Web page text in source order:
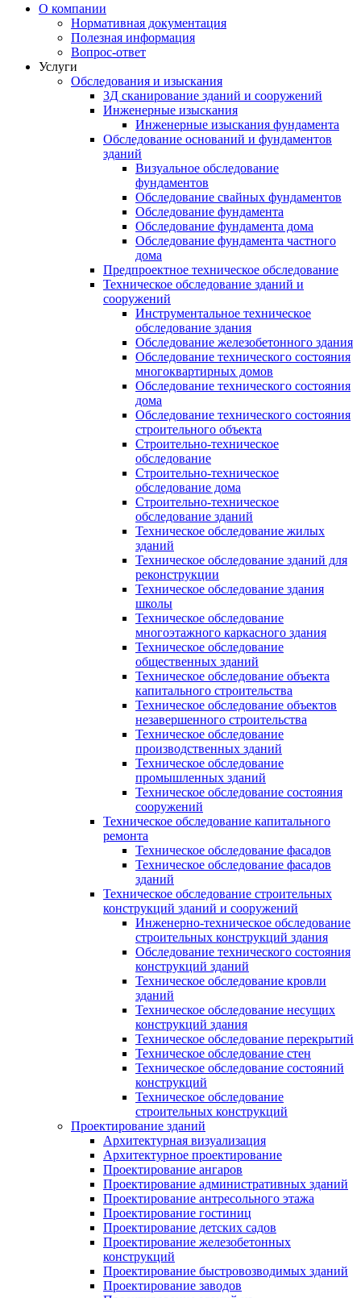
О компании
Нормативная документация
Полезная информация
Вопрос-ответ
Услуги
Обследования и изыскания
3Д сканирование зданий и сооружений
Инженерные изыскания
Инженерные изыскания фундамента
Обследование оснований и фундаментов
зданий
Визуальное обследование
фундаментов
Обследование свайных фундаментов
Обследование фундамента
Обследование фундамента дома
Обследование фундамента частного
дома
Предпроектное техническое обследование
Техническое обследование зданий и
сооружений
Инструментальное техническое
обследование здания
Обследование железобетонного здания
Обследование технического состояния
многоквартирных домов
Обследование технического состояния
дома
Обследование технического состояния
строительного объекта
Строительно-техническое
обследование
Строительно-техническое
обследование дома
Строительно-техническое
обследование зданий
Техническое обследование жилых
зданий
Техническое обследование зданий для
реконструкции
Техническое обследование здания
школы
Техническое обследование
многоэтажного каркасного здания
Техническое обследование
общественных зданий
Техническое обследование объекта
капитального строительства
Техническое обследование объектов
незавершенного строительства
Техническое обследование
производственных зданий
Техническое обследование
промышленных зданий
Техническое обследование состояния
сооружений
Техническое обследование капитального
ремонта
Техническое обследование фасадов
Техническое обследование фасадов
зданий
Техническое обследование строительных
конструкций зданий и сооружений
Инженерно-техническое обследование
строительных конструкций здания
Обследование технического состояния
конструкций зданий
Техническое обследование кровли
зданий
Техническое обследование несущих
конструкций здания
Техническое обследование перекрытий
Техническое обследование стен
Техническое обследование состояний
конструкций
Техническое обследование
строительных конструкций
Проектирование зданий
Архитектурная визуализация
Архитектурное проектирование
Проектирование ангаров
Проектирование административных зданий
Проектирование антресольного этажа
Проектирование гостиниц
Проектирование детских садов
Проектирование железобетонных
конструкций
Проектирование быстровозводимых зданий
Проектирование заводов